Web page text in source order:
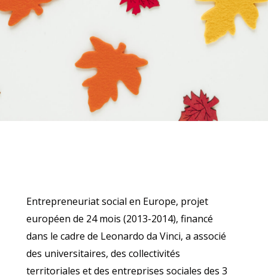
Entrepreneuriat social en Europe, projet
européen de 24 mois (2013-2014), financé
dans le cadre de Leonardo da Vinci, a associé
des universitaires, des collectivités
territoriales et des entreprises sociales des 3